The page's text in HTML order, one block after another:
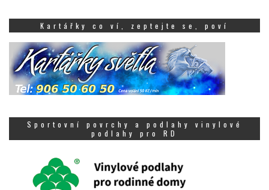
Kartářky co ví, zeptejte se, poví
Sportovní povrchy a podlahy vinylové
podlahy pro RD